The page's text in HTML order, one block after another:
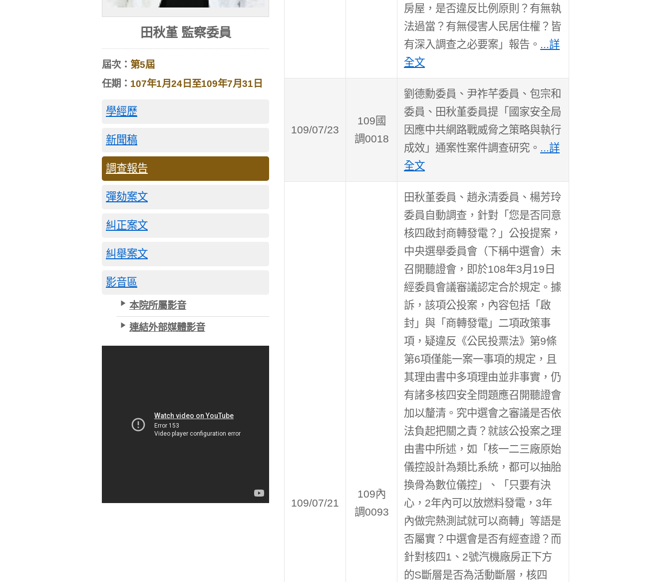
田秋堇 監察委員
屆次： 第5屆
任期： 107年1月24日至109年7月31日
學經歷
新聞稿
調查報告
彈劾案文
糾正案文
糾舉案文
影音區
本院所屬影音
連結外部媒體影音
房屋，是否違反比例原則？有無執
法過當？有無侵害人民居住權？皆
有深入調查之必要案」報告。 ...詳
全文
109/07/23
109國
調0018
劉德勳委員、尹祚芊委員、包宗和
委員、田秋堇委員提「國家安全局
因應中共網路戰威脅之策略與執行
成效」通案性案件調查研究。 ...詳
全文
109/07/21
109內
調0093
田秋堇委員、趙永清委員、楊芳玲
委員自動調查，針對「您是否同意
核四啟封商轉發電？」公投提案，
中央選舉委員會（下稱中選會）未
召開聽證會，即於108年3月19日
經委員會議審議認定合於規定。據
訴，該項公投案，內容包括「啟
封」與「商轉發電」二項政策事
項，疑違反《公民投票法》第9條
第6項僅能一案一事項的規定，且
其理由書中多項理由並非事實，仍
有諸多核四安全問題應召開聽證會
加以釐清。究中選會之審議是否依
法負起把關之責？就該公投案之理
由書中所述，如「核一二三廠原始
儀控設計為類比系統，都可以抽胎
換骨為數位儀控」、「只要有決
心，2年內可以放燃料發電，3年
內做完熱測試就可以商轉」等語是
否屬實？中選會是否有經查證？而
針對核四1、2號汽機廠房正下方
的S斷層是否為活動斷層，核四